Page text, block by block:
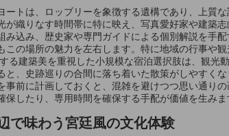
ートは、ロッブリーを象徴する遺構であり、上質
が織りなす時間帯に特に映え、写真愛好家や建築
み込み、歴史家や専門ガイドによる個別解説を手
この場所の魅力を左右します。特に地域の行事や
る建築美を重視した小規模な宿泊選択肢は、観
と、史跡巡りの合間に落ち着いた散策がしやすく
事前に計画しておくと、混雑を避けつつ思い通り
保したり、専用時間を確保する手配が価値を生みま
で味わう宮廷風の文化体験